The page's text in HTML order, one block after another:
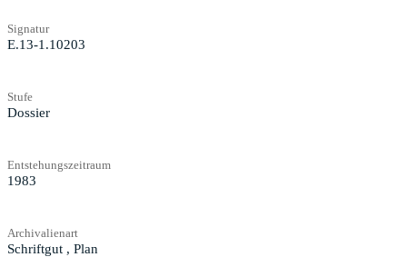
Signatur
E.13-1.10203
Stufe
Dossier
Entstehungszeitraum
1983
Archivalienart
Schriftgut , Plan